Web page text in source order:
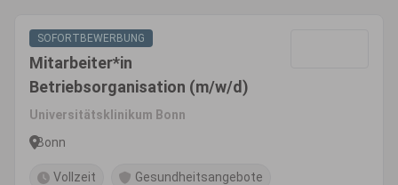
SOFORTBEWERBUNG
Mitarbeiter*in
Betriebsorganisation (m/w/d)
Universitätsklinikum Bonn
Bonn
Vollzeit Gesundheitsangebote